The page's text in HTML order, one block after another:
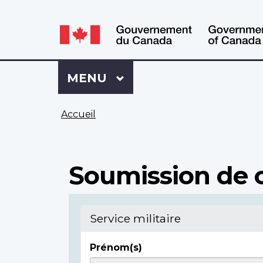
Language
switcher
Language
switcher
Se
connecter
à
Dossier
Menu
MENU PRINCIPAL
Accueil
Soumission de
Service militaire
Prénom(s)